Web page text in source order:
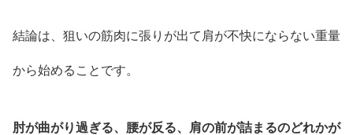
結論は、狙いの筋肉に張りが出て肩が不快にならない重量
から始めることです。
肘が曲がり過ぎる、腰が反る、肩の前が詰まるのどれかが